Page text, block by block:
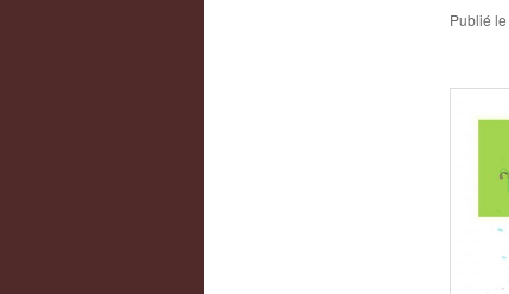
Publié le